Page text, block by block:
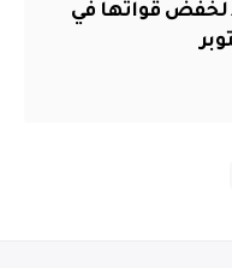
لخفض قواتها في